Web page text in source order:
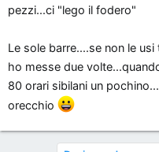
pezzi...ci "lego il fodero"
Le sole barre....se non le
ho messe due
80 orari sibilani un
orecchio